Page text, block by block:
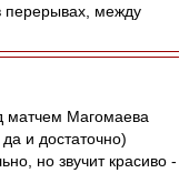
перерывах, между
матчем Магомаева
и достаточно)
но звучит красиво -